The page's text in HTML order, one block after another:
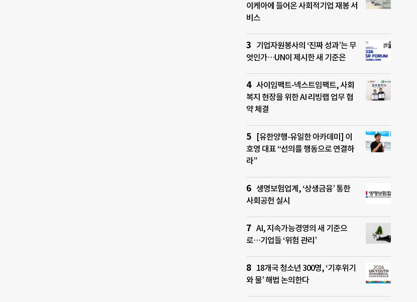
이케아에 들어온 사회적기업 재봉 서
비스
기업자원봉사의 ‘진짜 성과’는 무
엇인가…UN이 제시한 새 기준은
사이임팩트-넥스트임팩트, 사회
복지 현장을 위한 AI 리빙랩 업무 협
약 체결
[유한양행-유일한 아카데미] 이
호영 대표 “선의를 행동으로 연결하
라”
생명보험업계, ‘상생금융’ 통한
사회공헌 실시
AI, 지속가능경영의 새 기준으
로…기업들 ‘위험 관리’
18개국 청소년 300명, ‘기후위기
와 물’ 해법 논의한다